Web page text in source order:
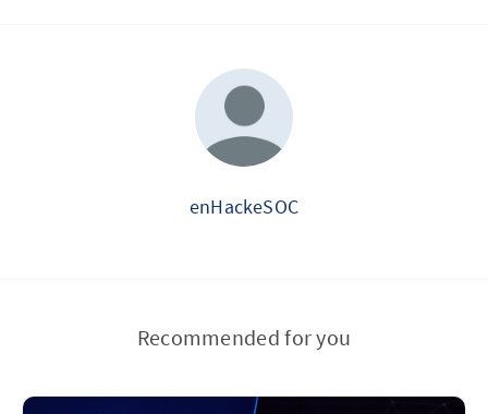
enHackeSOC
Recommended for you